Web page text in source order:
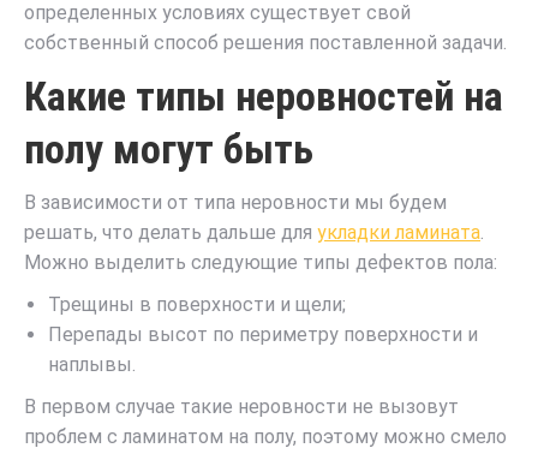
определенных условиях существует свой
собственный способ решения поставленной задачи.
Какие типы неровностей на
полу могут быть
В зависимости от типа неровности мы будем
решать, что делать дальше для укладки ламината.
Можно выделить следующие типы дефектов пола:
Трещины в поверхности и щели;
Перепады высот по периметру поверхности и
наплывы.
В первом случае такие неровности не вызовут
проблем с ламинатом на полу, поэтому можно смело